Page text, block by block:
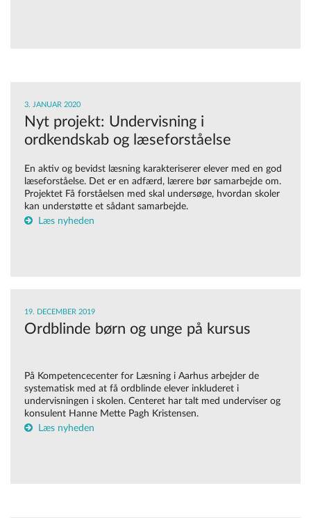
3. JANUAR 2020
Nyt projekt: Undervisning i
ordkendskab og læseforståelse
En aktiv og bevidst læsning karakteriserer elever med en god
læseforståelse. Det er en adfærd, lærere bør samarbejde om.
Projektet Få forståelsen med skal undersøge, hvordan skoler
kan understøtte et sådant samarbejde.
Læs nyheden
19. DECEMBER 2019
Ordblinde børn og unge på kursus
På Kompetencecenter for Læsning i Aarhus arbejder de
systematisk med at få ordblinde elever inkluderet i
undervisningen i skolen. Centeret har talt med underviser og
konsulent Hanne Mette Pagh Kristensen.
Læs nyheden